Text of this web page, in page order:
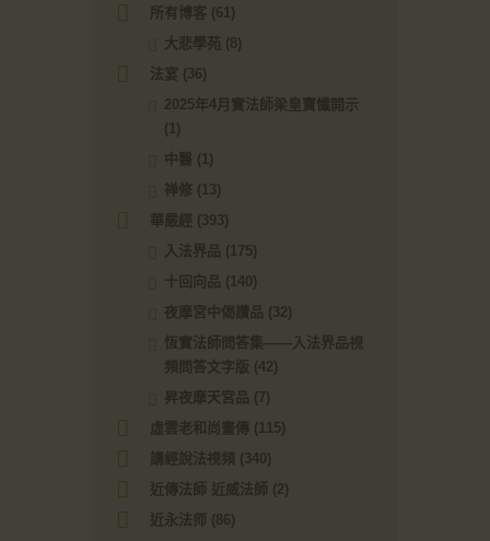
所有博客 (61)
大悲學苑 (8)
法宴 (36)
2025年4月實法師梁皇寶懺開示
(1)
中醫 (1)
禅修 (13)
華嚴經 (393)
入法界品 (175)
十回向品 (140)
夜摩宮中偈讚品 (32)
恆實法師問答集——入法界品視
頻問答文字版 (42)
昇夜摩天宮品 (7)
虛雲老和尚畫傳 (115)
講經說法視頻
(340)
近傳法師 近威法師 (2)
近永法师
(86)